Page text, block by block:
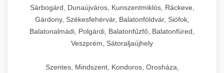
Sárbogárd, Dunaújváros, Kunszentmiklós, Ráckeve,
Gárdony, Székesfehérvár, Balatonföldvár, Siófok,
Balatonalmádi, Polgárdi, Balatonfűzfő, Balatonfüred,
Veszprém, Sátoraljaújhely
Szentes, Mindszent, Kondoros, Orosháza,